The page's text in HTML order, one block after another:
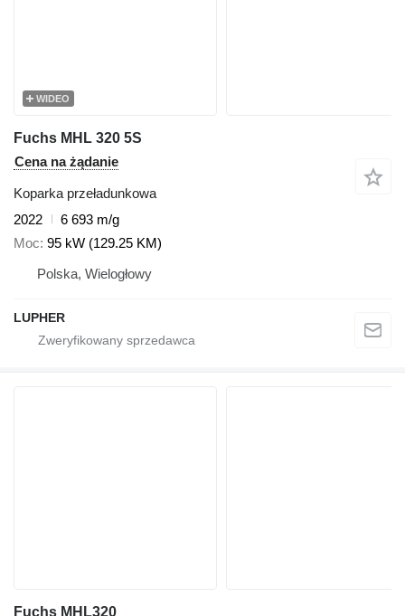
WIDEO
Fuchs MHL 320 5S
Cena na żądanie
Koparka przeładunkowa
2022
6 693 m/g
Moc 95 kW (129.25 KM)
Polska, Wielogłowy
LUPHER
Fuchs MHL320